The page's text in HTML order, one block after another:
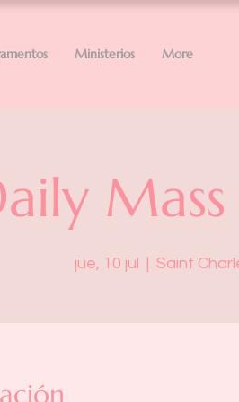
Ministerios More
Mass
jue, 10 jul
  |
Saint